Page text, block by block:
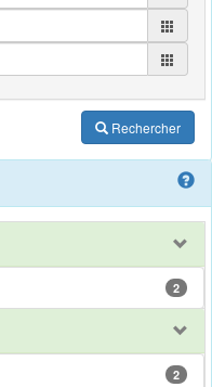
Rechercher
2
2